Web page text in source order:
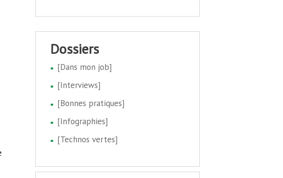
dossiers
[Dans mon job]
[Interviews]
[Bonnes pratiques]
[Infographies]
[Technos vertes]